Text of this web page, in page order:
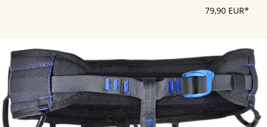
79,90 EUR*